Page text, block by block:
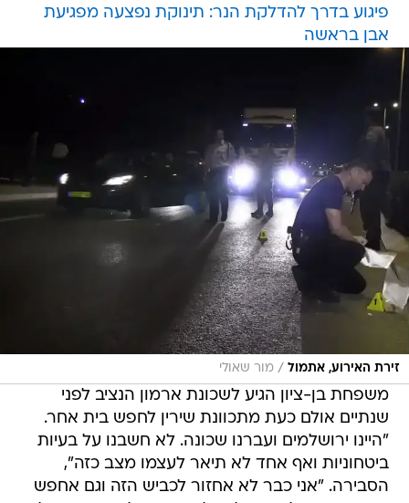
פיגוע בדרך להדלקת הנר: תינוקת נפצעה מפגיעת
אבן בראשה
זירת האירוע, אתמול / מור שאולי
משפחת בן-ציון הגיע לשכונת ארמון הנציב לפני
שנתיים אולם כעת מתכוונת שירין לחפש בית אחר.
"היינו ירושלמים ועברנו שכונה. לא חשבנו על בעיות
ביטחוניות ואף אחד לא תיאר לעצמו מצב כזה",
הסבירה. "אני כבר לא אחזור לכביש הזה וגם אחפש